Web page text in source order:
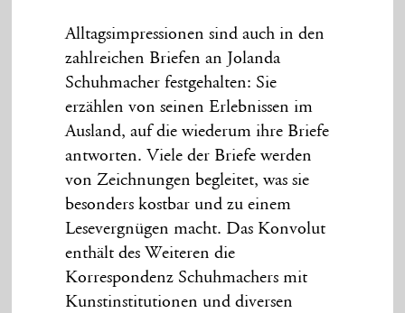
Alltagsimpressionen sind auch in den
zahlreichen Briefen an Jolanda
Schuhmacher festgehalten: Sie
erzählen von seinen Erlebnissen im
Ausland, auf die wiederum ihre Briefe
antworten. Viele der Briefe werden
von Zeichnungen begleitet, was sie
besonders kostbar und zu einem
Lesevergnügen macht. Das Konvolut
enthält des Weiteren die
Korrespondenz Schuhmachers mit
Kunstinstitutionen und diversen